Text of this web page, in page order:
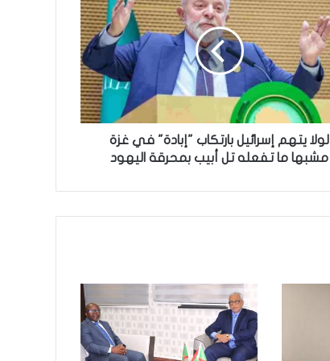
تساقطات مطرية على مناطق متفرقة
بالحوض الشرقي
وزير الداخلية ينذر شركة “أرما” بالتفعيل
الفوري لجميع الآليات القانونية والتعاقدية
المنصوص عليها(بيان)
غرب موريتانيا وشمال السنغال
تعيين مكلف برئاسة الجمهورية
لولا يتهم إسرائيل بارتكاب "إبادة" في غزة
مشبها ما تفعله تل أبيب بمحرقة اليهود